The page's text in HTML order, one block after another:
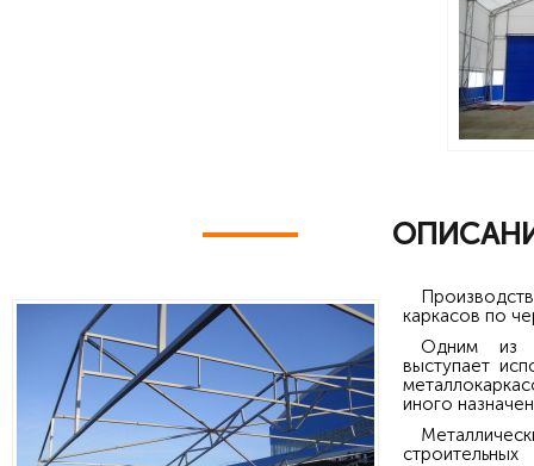
каркасов по
Одним из
выступает
иного